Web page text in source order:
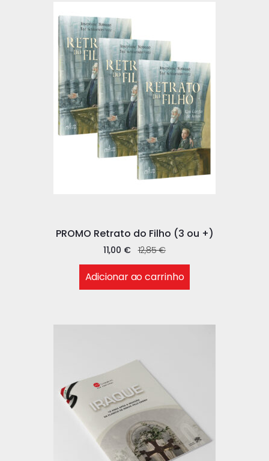
PROMO Retrato do Filho (3 ou +)
12,85€
11,00 €
Adicionar ao carrinho